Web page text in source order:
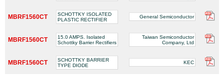
MBRF1560CT
SCHOTTKY ISOLATED
PLASTIC RECTIFIER
General Semiconductor
MBRF1560CT
15.0 AMPS. Isolated
Schottky Barrier Rectifiers
Taiwan Semiconductor
Company, Ltd
MBRF1560CT
SCHOTTKY BARRIER
TYPE DIODE
KEC